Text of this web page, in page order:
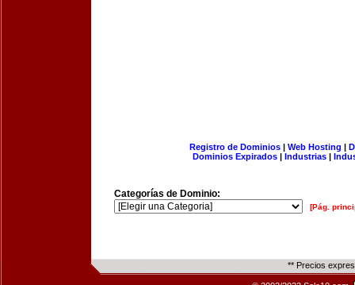
Registro de Dominios| Web Hosting |
Dominios Expirados | Industrias |
Categorías de Dominio:
[Pág.
** Precios